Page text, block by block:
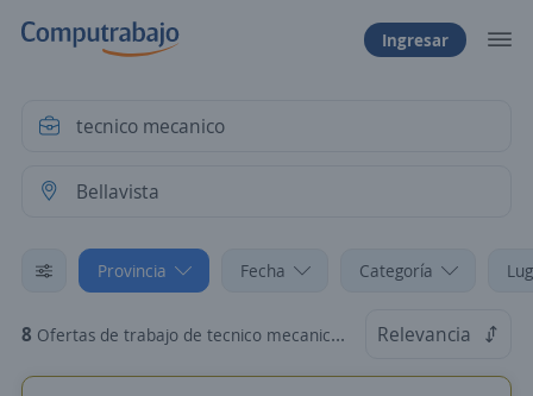
Ingresar
Provincia Fecha Categoría
8 Ofertas de trabajo de tecnico mecanico en Bellavista, Callao Relevancia